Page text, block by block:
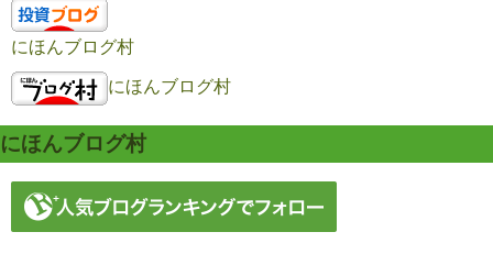
にほんブログ村
にほんブログ村
にほんブログ村